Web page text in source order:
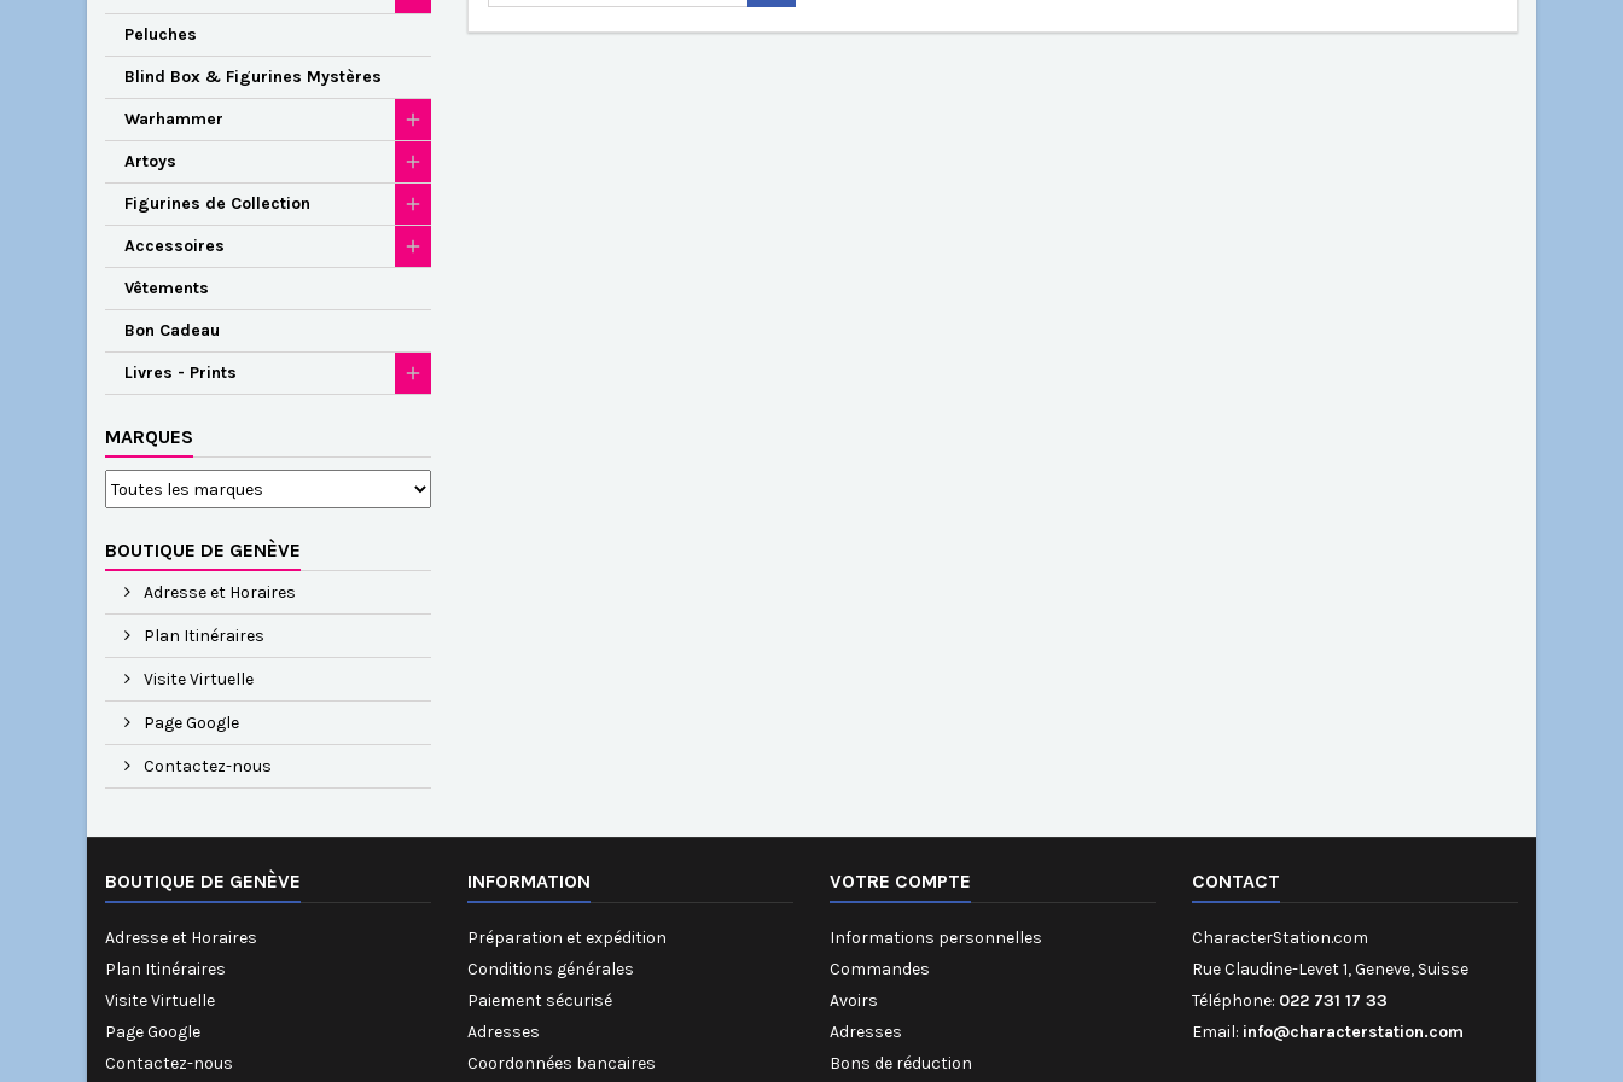
Peluches
Blind Box & Figurines Mystères
Warhammer
Artoys
Figurines de Collection
Accessoires
Vêtements
Bon Cadeau
Livres - Prints
MARQUES
BOUTIQUE DE GENÈVE
Adresse et Horaires
Plan Itinéraires
Visite Virtuelle
Page Google
Contactez-nous
BOUTIQUE DE GENÈVE
Adresse et Horaires
Plan Itinéraires
Visite Virtuelle
Page Google
Contactez-nous
INFORMATION
Préparation et expédition
Conditions générales
Paiement sécurisé
Adresses
Coordonnées bancaires
VOTRE COMPTE
Informations personnelles
Commandes
Avoirs
Adresses
Bons de réduction
CONTACT
CharacterStation.com
Rue Claudine-Levet 1, Geneve, Suisse
Téléphone: 022 731 17 33
Email: info@characterstation.com